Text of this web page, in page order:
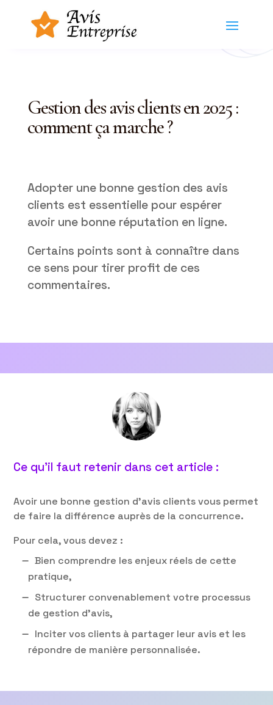
Gestion des avis clients en 2025 :
comment ça marche ?
Adopter une bonne gestion des avis
clients est essentielle pour espérer
avoir une bonne réputation en ligne.
Certains points sont à connaître dans
ce sens pour tirer profit de ces
commentaires.
Ce qu’il faut retenir dans cet article :
Avoir une bonne gestion d’avis clients vous permet
de faire la différence auprès de la concurrence.
Pour cela, vous devez :
Bien comprendre les enjeux réels de cette
pratique,
Structurer convenablement votre processus
de gestion d’avis,
Inciter vos clients à partager leur avis et les
répondre de manière personnalisée.